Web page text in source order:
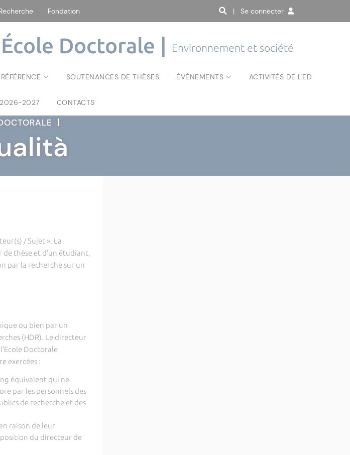
Fondation | Se connecter
École Doctorale | Environnement et société
SOUTENANCES DE THÈSES ÉVÉNEMENTS ACTIVITÉS DE L'ED
2026-2027 CONTACTS
|
/ Sujet ». La
thèse et d’un étudiant,
par la recherche sur un
ou bien par un
(HDR). Le directeur
Doctorale
exercées :
équivalent qui ne
par les personnels des
de recherche et des
raison de leur
du directeur de